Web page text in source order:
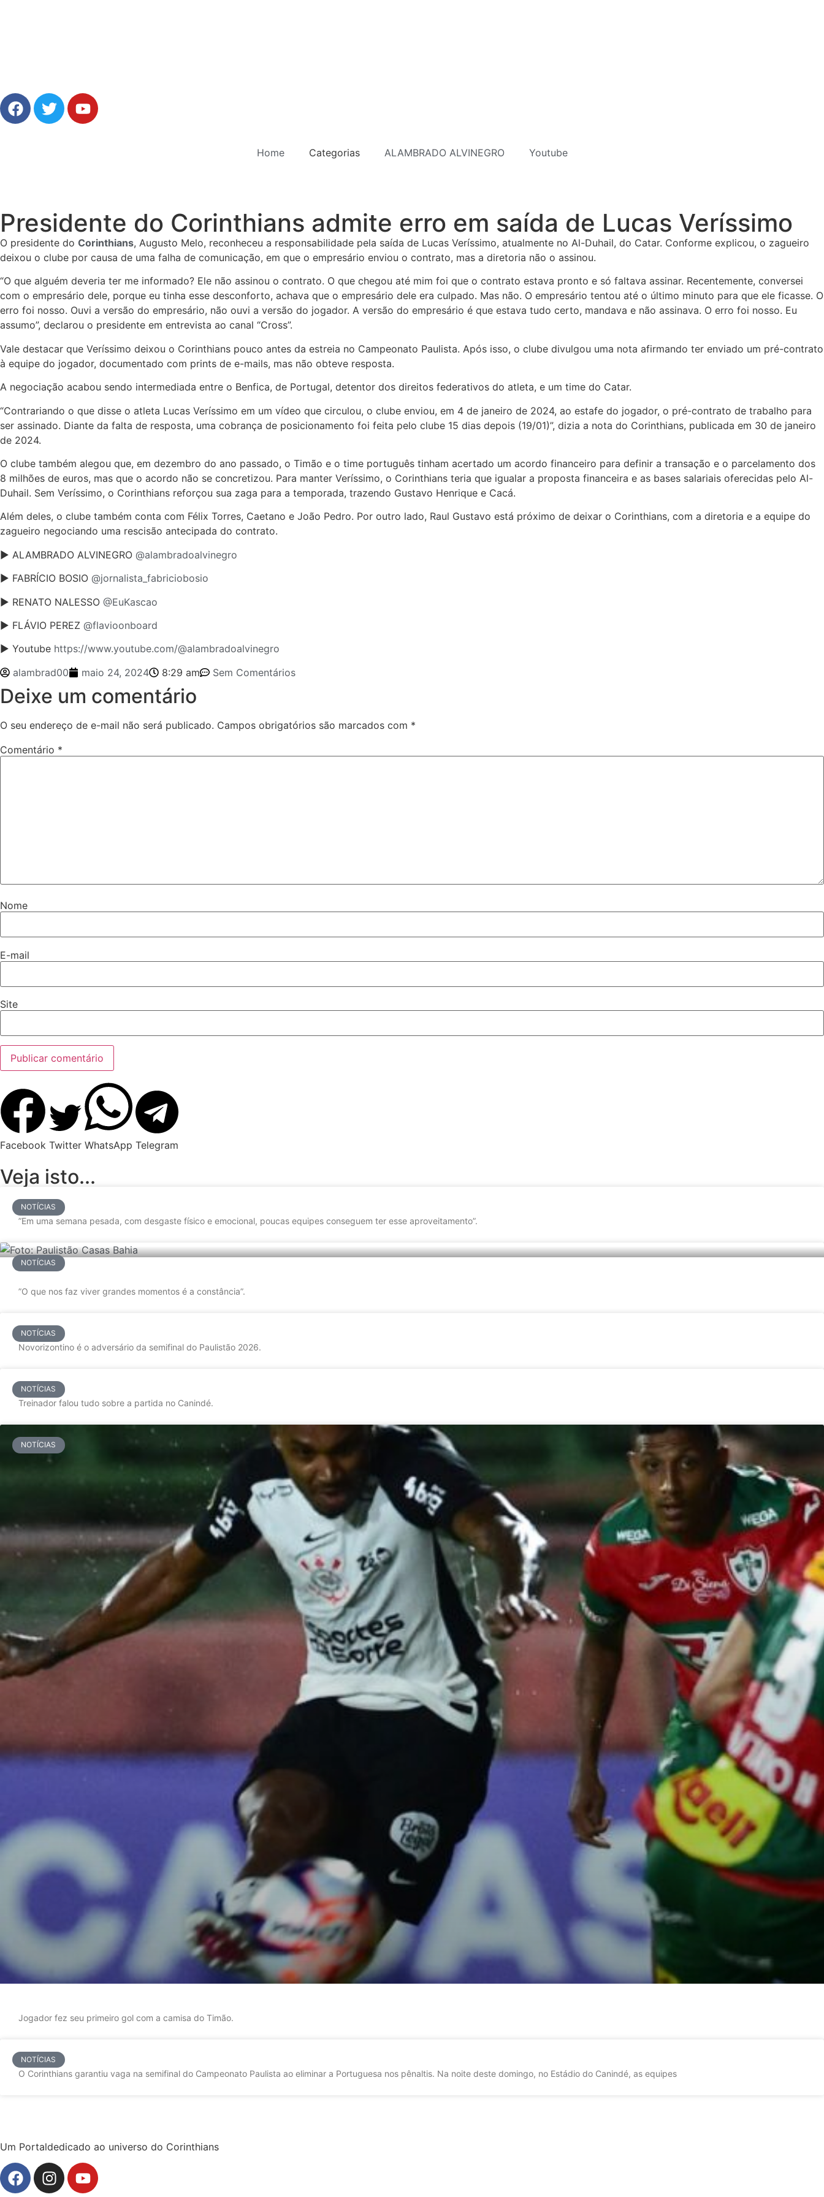
Home Categorias ALAMBRADO ALVINEGRO Youtube
Presidente do Corinthians admite erro em saída de Lucas Veríssimo
O presidente do Corinthians, Augusto Melo, reconheceu a responsabilidade pela saída de Lucas Veríssimo, atualmente no Al-Duhail, do Catar. Conforme explicou, o zagueiro
deixou o clube por causa de uma falha de comunicação, em que o empresário enviou o contrato, mas a diretoria não o assinou.
“O que alguém deveria ter me informado? Ele não assinou o contrato. O que chegou até mim foi que o contrato estava pronto e só faltava assinar. Recentemente, conversei
com o empresário dele, porque eu tinha esse desconforto, achava que o empresário dele era culpado. Mas não. O empresário tentou até o último minuto para que ele ficasse. O
erro foi nosso. Ouvi a versão do empresário, não ouvi a versão do jogador. A versão do empresário é que estava tudo certo, mandava e não assinava. O erro foi nosso. Eu
assumo”, declarou o presidente em entrevista ao canal “Cross”.
Vale destacar que Veríssimo deixou o Corinthians pouco antes da estreia no Campeonato Paulista. Após isso, o clube divulgou uma nota afirmando ter enviado um pré-contrato
à equipe do jogador, documentado com prints de e-mails, mas não obteve resposta.
A negociação acabou sendo intermediada entre o Benfica, de Portugal, detentor dos direitos federativos do atleta, e um time do Catar.
“Contrariando o que disse o atleta Lucas Veríssimo em um vídeo que circulou, o clube enviou, em 4 de janeiro de 2024, ao estafe do jogador, o pré-contrato de trabalho para
ser assinado. Diante da falta de resposta, uma cobrança de posicionamento foi feita pelo clube 15 dias depois (19/01)”, dizia a nota do Corinthians, publicada em 30 de janeiro
de 2024.
O clube também alegou que, em dezembro do ano passado, o Timão e o time português tinham acertado um acordo financeiro para definir a transação e o parcelamento dos
8 milhões de euros, mas que o acordo não se concretizou. Para manter Veríssimo, o Corinthians teria que igualar a proposta financeira e as bases salariais oferecidas pelo Al-
Duhail. Sem Veríssimo, o Corinthians reforçou sua zaga para a temporada, trazendo Gustavo Henrique e Cacá.
Além deles, o clube também conta com Félix Torres, Caetano e João Pedro. Por outro lado, Raul Gustavo está próximo de deixar o Corinthians, com a diretoria e a equipe do
zagueiro negociando uma rescisão antecipada do contrato.
► ALAMBRADO ALVINEGRO @alambradoalvinegro
► FABRÍCIO BOSIO @jornalista_fabriciobosio
► RENATO NALESSO @EuKascao
► FLÁVIO PEREZ @flavioonboard
► Youtube https://www.youtube.com/@alambradoalvinegro
alambrad00
maio 24, 2024 8:29 am Sem Comentários
Deixe um comentário
O seu endereço de e-mail não será publicado. Campos obrigatórios são marcados com *
Comentário *
Nome
E-mail
Site
Facebook Twitter WhatsApp Telegram
Veja isto...
NOTÍCIAS
”Em uma semana pesada, com desgaste físico e emocional, poucas equipes conseguem ter esse aproveitamento”.
NOTÍCIAS
”O que nos faz viver grandes momentos é a constância”.
NOTÍCIAS
Novorizontino é o adversário da semifinal do Paulistão 2026.
NOTÍCIAS
Treinador falou tudo sobre a partida no Canindé.
NOTÍCIAS
Jogador fez seu primeiro gol com a camisa do Timão.
NOTÍCIAS
O Corinthians garantiu vaga na semifinal do Campeonato Paulista ao eliminar a Portuguesa nos pênaltis. Na noite deste domingo, no Estádio do Canindé, as equipes
Um Portaldedicado ao universo do Corinthians